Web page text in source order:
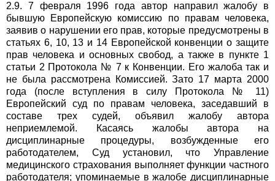
2.9. 7 февраля 1996 года автор направил жалобу в
бывшую Европейскую комиссию по правам человека,
заявив о нарушении его прав, которые предусмотрены в
статьях 6, 10, 13 и 14 Европейской конвенции о защите
прав человека и основных свобод, а также в пункте 1
статьи 2 Протокола № 7 к Конвенции. Его жалоба так и
не была рассмотрена Комиссией. Зато 17 марта 2000
года (после вступления в силу Протокола № 11)
Европейский суд по правам человека, заседавший в
составе трех судей, объявил жалобу автора
неприемлемой. Касаясь жалобы автора на
дисциплинарные процедуры, возбужденные его
работодателем, Суд установил, что Управление
медицинского страхования выполняет функции частного
работодателя; упоминаемые в жалобе дисциплинарные